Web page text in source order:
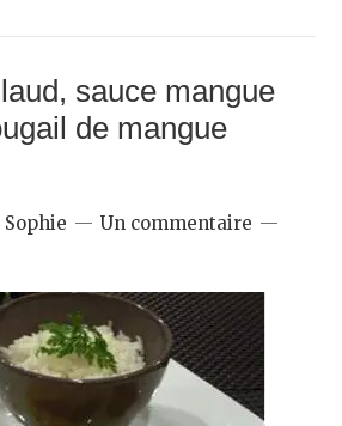
sauce mangue
de mangue
Sophie
Un commentaire